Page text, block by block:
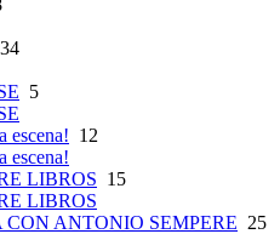
34
5
escena! 12
escena!
LIBROS 15
LIBROS
ANTONIO SEMPERE 25